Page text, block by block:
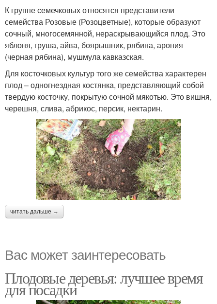
К группе семечковых относятся представители
семейства Розовые (Розоцветные), которые образуют
сочный, многосемянной, нераскрывающийся плод. Это
яблоня, груша, айва, боярышник, рябина, арония
(черная рябина), мушмула кавказская.
Для косточковых культур того же семейства характерен
плод – одногнездная костянка, представляющий собой
твердую косточку, покрытую сочной мякотью. Это вишня,
черешня, слива, абрикос, персик, нектарин.
читать дальше →
Вас может заинтересовать
Плодовые деревья: лучшее время
для посадки